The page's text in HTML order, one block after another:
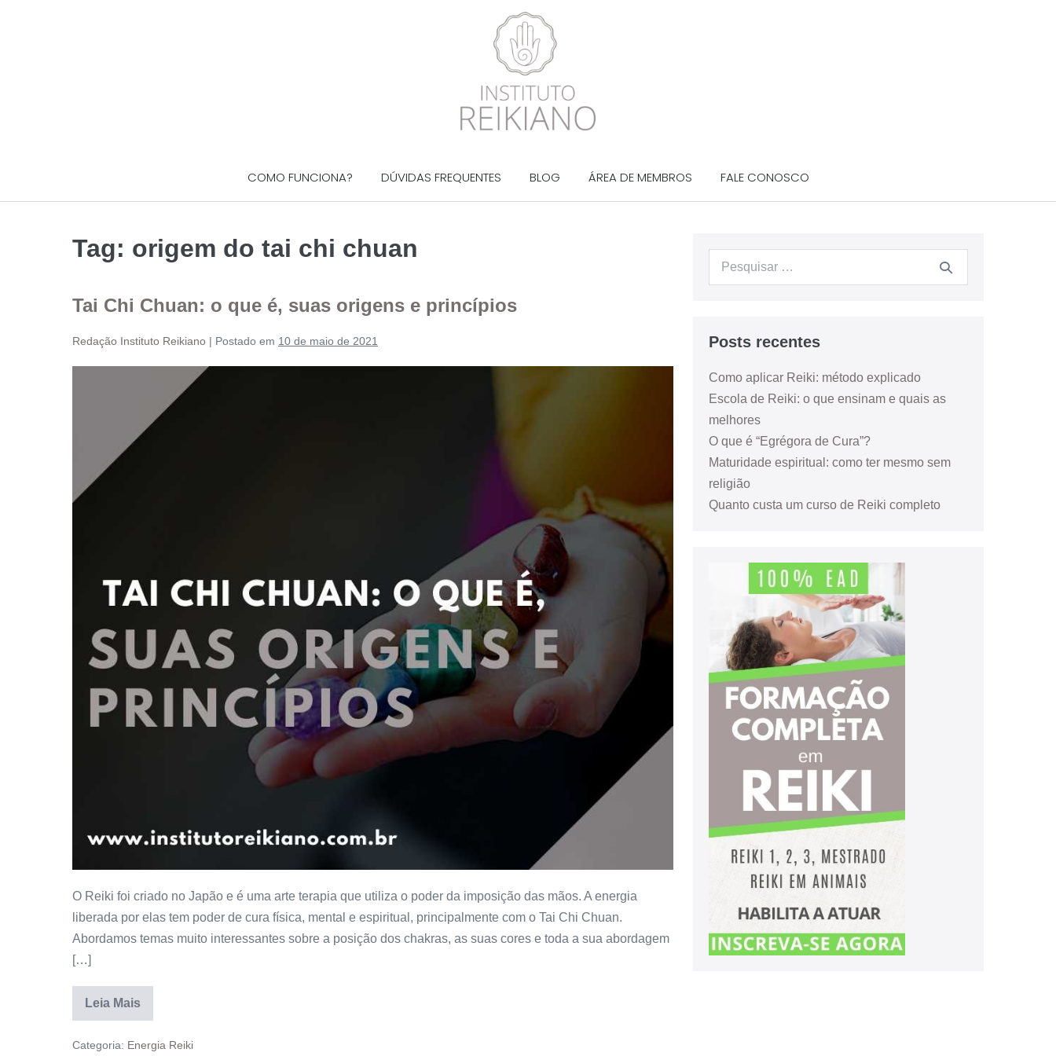
COMO FUNCIONA? DÚVIDAS FREQUENTES BLOG ÁREA DE MEMBROS FALE CONOSCO
Tag: origem do tai chi chuan
Tai Chi Chuan: o que é, suas origens e princípios
Redação Instituto Reikiano | Postado em 10 de maio de 2021
O Reiki foi criado no Japão e é uma arte terapia que utiliza o poder da imposição das mãos. A energia
liberada por elas tem poder de cura física, mental e espiritual, principalmente com o Tai Chi Chuan.
Abordamos temas muito interessantes sobre a posição dos chakras, as suas cores e toda a sua abordagem
[…]
Leia Mais
Categoria: Energia Reiki
Posts recentes
Como aplicar Reiki: método explicado
Escola de Reiki: o que ensinam e quais as
melhores
O que é “Egrégora de Cura”?
Maturidade espiritual: como ter mesmo sem
religião
Quanto custa um curso de Reiki completo